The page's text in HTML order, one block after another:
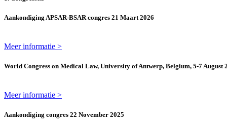
Aankondiging APSAR-BSAR congres 21 Maart 2026
Meer informatie >
World Congress on Medical Law, University of Antwerp, Belgium, 5-7 August
Meer informatie >
Aankondiging congres 22 November 2025